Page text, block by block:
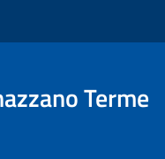
Terme